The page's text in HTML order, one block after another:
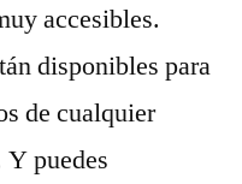
accesibles.
disponibles para
de cualquier
puedes